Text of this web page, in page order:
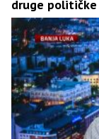
druge političke